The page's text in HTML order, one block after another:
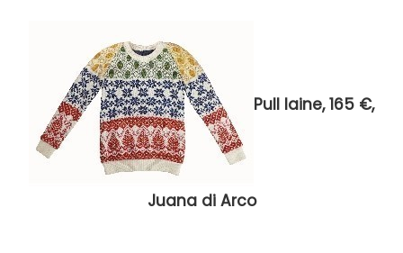
Pull laine, 165 €,
Juana di Arco